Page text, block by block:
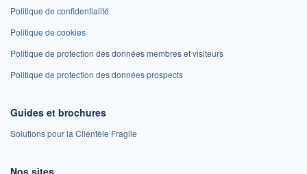
Politique de confidentialité
Politique de cookies
Politique de protection des données membres et visiteurs
Politique de protection des données prospects
Guides et brochures
Solutions pour la Clientèle Fragile
Nos sites